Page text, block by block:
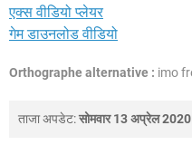
एक्स वीडियो प्लेयर
गेम डाउनलोड वीडियो
Orthographe alternative : imo
ताजा अपडेट:सोमवार 13 अप्रेल